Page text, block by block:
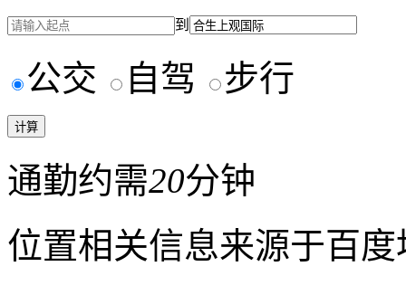
到
公交 自驾 步行
通勤约需20分钟
位置相关信息来源于百